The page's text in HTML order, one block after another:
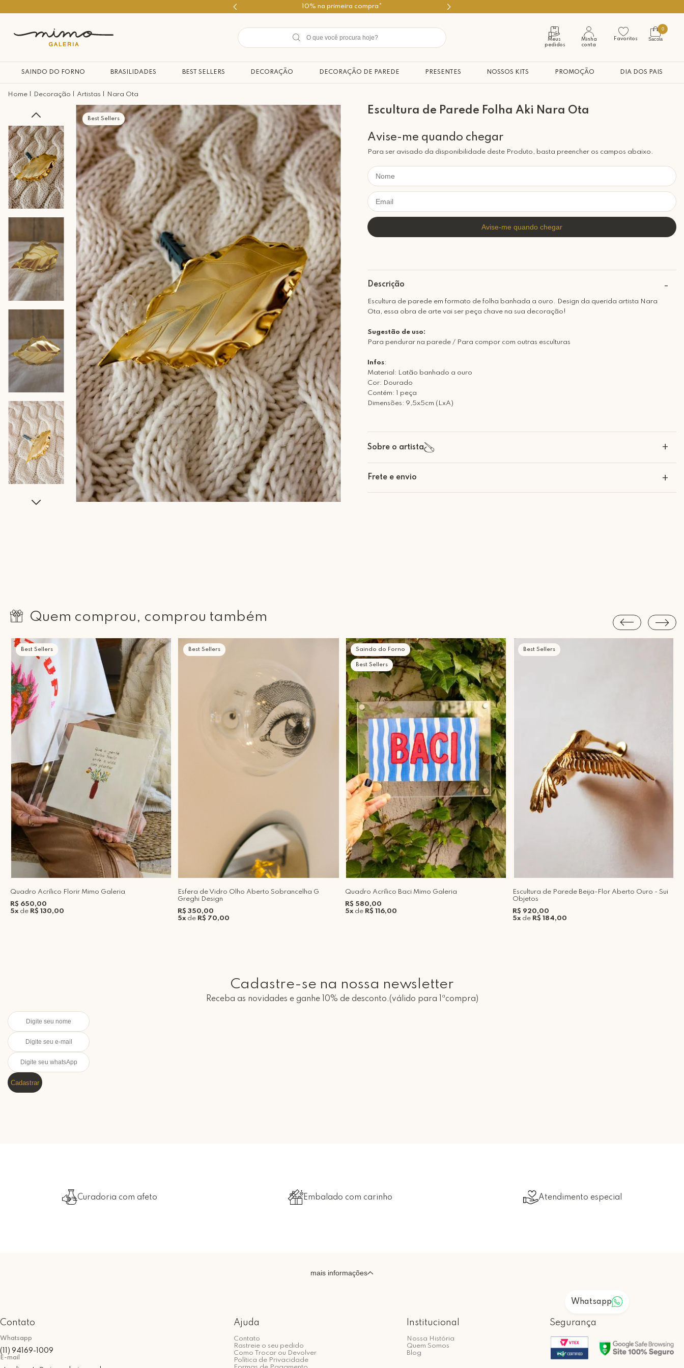
Use o cupom PRIMEIROMIMO
Meus
pedidos
Minha
conta
Favoritos
0
Sacola
SAINDO DO FORNO BRASILIDADES BEST SELLERS DECORAÇÃO DECORAÇÃO DE PAREDE PRESENTES NOSSOS KITS PROMOÇÃO DIA DOS PAIS
Decoração Artistas Nara Ota
Best Sellers
Escultura de Parede Folha Aki Nara Ota
Para ser avisado da disponibilidade deste Produto, basta preencher os campos abaixo.
Descrição
Escultura de parede em formato de folha banhada a ouro. Design da querida artista Nara
Ota, essa obra de arte vai ser peça chave na sua decoração!
Sugestão de uso:
Para pendurar na parede / Para compor com outras esculturas
Infos:
Material: Latão banhado a ouro
Cor: Dourado
Contém: 1 peça
Dimensões: 9,5x5cm (LxA)
Sobre o artista +
Nascida em São Paulo em 1985.
Frete e envio +
Quem comprou, comprou também
Best Sellers
Quadro Acrílico Florir Mimo Galeria
R$ 650,00
5xde R$ 130,00
Best Sellers
Esfera de Vidro Olho Aberto Sobrancelha G
Greghi Design
R$ 350,00
5xde R$ 70,00
Saindo do Forno
Best Sellers
Quadro Acrílico Baci Mimo Galeria
R$ 580,00
5xde R$ 116,00
Best Sellers
Escultura de Parede Beija-Flor Aberto Ouro - Sui
Objetos
R$ 920,00
5xde R$ 184,00
Cadastre-se na nossa newsletter
Receba as novidades e ganhe 10% de desconto.(válido para 1ªcompra)
Cadastrar
Curadoria com afeto Embalado com carinho Atendimento especial
Whatsapp
mais informações
Contato
Whatsapp
(11) 94169-1009
E-mail
Ajuda
Contato
Rastreie o seu pedido
Como Trocar ou Devolver
Política de Privacidade
Institucional
Nossa História
Quem Somos
Blog
Segurança